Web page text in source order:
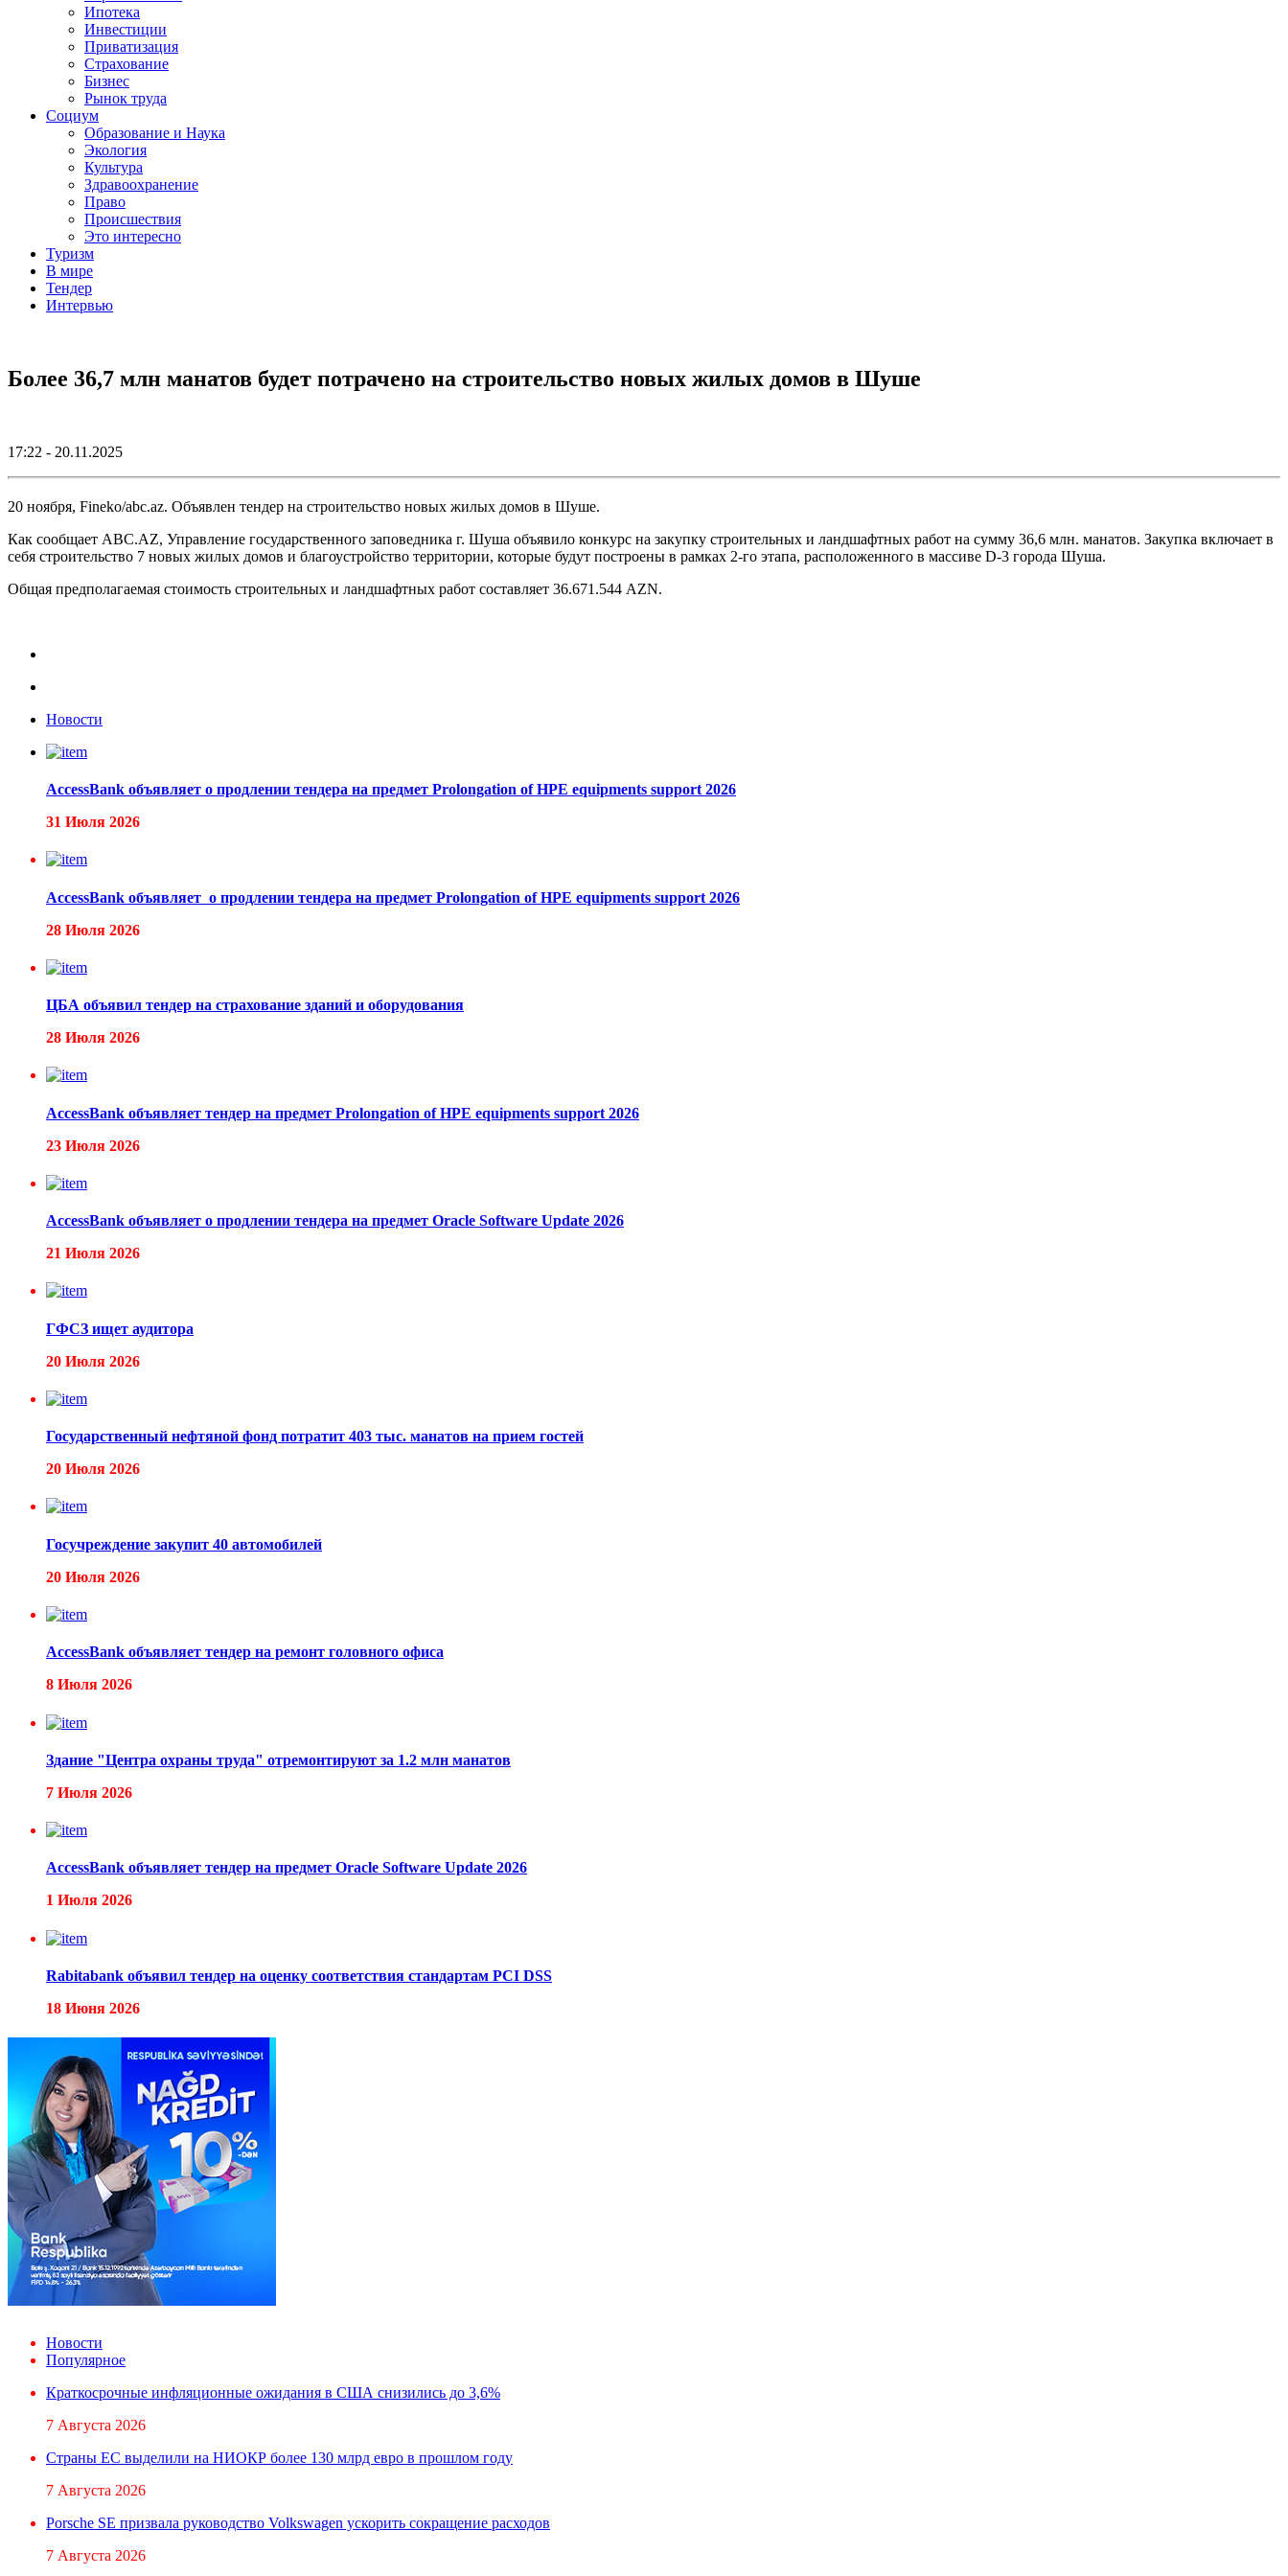
Ипотека
Инвестиции
Приватизация
Страхование
Бизнес
Рынок труда
Социум
Образование и Наука
Экология
Культура
Здравоохранение
Право
Происшествия
Это интересно
Туризм
В мире
Тендер
Интервью
Более 36,7 млн манатов будет потрачено на строительство новых жилых домов в Шуше
17:22 - 20.11.2025
20 ноября, Fineko/abc.az. Объявлен тендер на строительство новых жилых домов в Шуше.
Как сообщает ABC.AZ, Управление государственного заповедника г. Шуша объявило конкурс на закупку строительных и ландшафтных работ на сумму 36,6 млн. манатов. Закупка включает в
себя строительство 7 новых жилых домов и благоустройство территории, которые будут построены в рамках 2-го этапа, расположенного в массиве D-3 города Шуша.
Общая предполагаемая стоимость строительных и ландшафтных работ составляет 36.671.544 AZN.
Новости
AccessBank объявляет о продлении тендера на предмет Prolongation of HPE equipments support 2026
31 Июля 2026
AccessBank объявляет о продлении тендера на предмет Prolongation of HPE equipments support 2026
28 Июля 2026
ЦБА объявил тендер на страхование зданий и оборудования
28 Июля 2026
AccessBank объявляет тендер на предмет Prolongation of HPE equipments support 2026
23 Июля 2026
AccessBank объявляет о продлении тендера на предмет Oracle Software Update 2026
21 Июля 2026
ГФСЗ ищет аудитора
20 Июля 2026
Государственный нефтяной фонд потратит 403 тыс. манатов на прием гостей
20 Июля 2026
Госучреждение закупит 40 автомобилей
20 Июля 2026
AccessBank объявляет тендер на ремонт головного офиса
8 Июля 2026
Здание "Центра охраны труда" отремонтируют за 1.2 млн манатов
7 Июля 2026
AccessBank объявляет тендер на предмет Oracle Software Update 2026
1 Июля 2026
Rabitabank объявил тендер на оценку соответствия стандартам PCI DSS
18 Июня 2026
Новости
Популярное
Краткосрочные инфляционные ожидания в США снизились до 3,6%
7 Августа 2026
Страны ЕС выделили на НИОКР более 130 млрд евро в прошлом году
7 Августа 2026
Porsche SE призвала руководство Volkswagen ускорить сокращение расходов
7 Августа 2026